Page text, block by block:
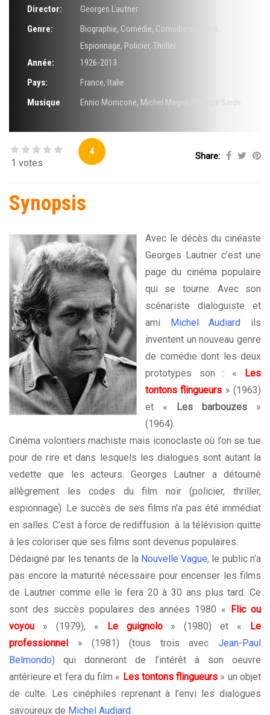
Director:
Georges Lautner
Genre:
Biographie, Comédie, Comédie policière
Espionnage, Policier, Thriller
Année:
1926-2013
Pays:
France, Italie
Musique
Ennio Morricone, Michel Magne Philippe Sarde
1 votes
4 Share:
Synopsis
Avec le décès du cinéaste
Georges Lautner c’est une
page du cinéma populaire
qui se tourne. Avec son
scénariste dialoguiste et
ami
Michel Audiard
ils
inventent un nouveau genre
de comédie dont les deux
prototypes son : «
Les
tontons flingueurs » (1963)
et «
Les barbouzes »
(1964).
Cinéma volontiers machiste mais iconoclaste où l’on se tue
pour de rire et dans lesquels les dialogues sont autant la
vedette que les acteurs. Georges Lautner a détourné
allègrement les codes du film noir (policier, thriller,
espionnage). Le succès de ses films n’a pas été immédiat
en salles. C’est à force de rediffusion à la télévision quitte
à les coloriser que ses films sont devenus populaires.
Dédaigné par les tenants de la Nouvelle Vague, le public n’a
pas encore la maturité nécessaire pour encenser les films
de Lautner comme elle le fera 20 à 30 ans plus tard. Ce
sont des succès populaires des années 1980 «
Flic ou
voyou » (1979), « Le guignolo» (1980) et «
Le
professionnel
» (1981) (tous trois avec Jean-Paul
Belmondo) qui donneront de l’intérêt à son oeuvre
antérieure et fera du film « Les tontons flingueurs » un objet
de culte. Les cinéphiles reprenant à l’envi les dialogues
savoureux de Michel Audiard.